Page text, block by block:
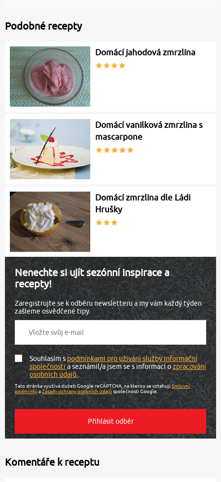
Podobné recepty
Domácí jahodová zmrzlina
Domácí vanilková zmrzlina s
mascarpone
Domácí zmrzlina dle Ládi
Hrušky
Nenechte si ujít sezónní inspirace a
recepty!
Zaregistrujte se k odběru newsletteru a my vám každý týden
zašleme osvědčené tipy.
Souhlasím spodmínkami pro užívání služby informační
společnostia seznámil/a jsem se s informací ozpracování
osobních údajů.
Tato stránka využívá služeb Google reCAPTCHA, na kterou se vztahujíSmluvní
podmínkyaZásady ochrany osobních údajů společnosti Google.
Komentáře k receptu